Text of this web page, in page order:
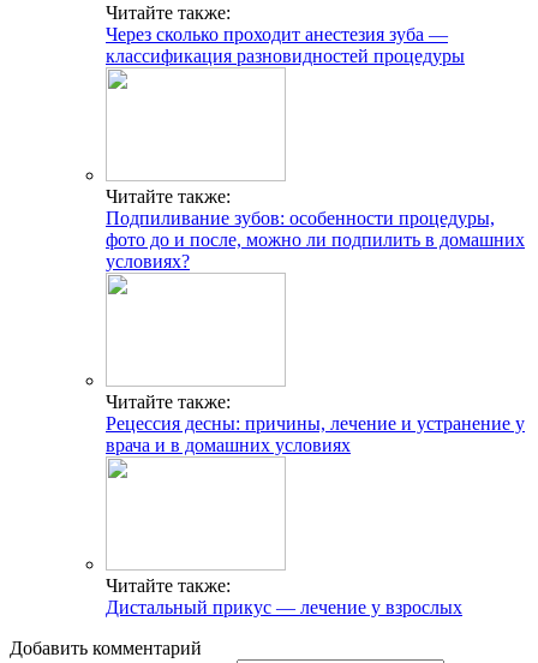
Читайте также:
Через сколько проходит анестезия зуба —
классификация разновидностей процедуры
Читайте также:
Подпиливание зубов: особенности процедуры,
фото до и после, можно ли подпилить в домашних
условиях?
Читайте также:
Рецессия десны: причины, лечение и устранение у
врача и в домашних условиях
Читайте также:
Дистальный прикус — лечение у взрослых
Добавить комментарий